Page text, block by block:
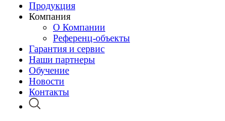
Продукция
Компания
О Компании
Референц-объекты
Гарантия и сервис
Наши партнеры
Обучение
Новости
Контакты